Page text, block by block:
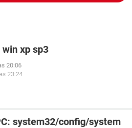
xp sp3
20:06
23:24
system32/config/system